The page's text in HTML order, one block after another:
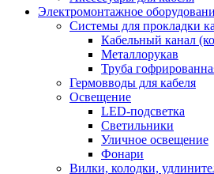
Электромонтажное
Системы для прокладки
Кабельный канал
Металлорукав
Труба
Гермовводы для кабеля
Освещение
LED-подсветка
Светильники
Уличное освещение
Фонари
Вилки, колодки,